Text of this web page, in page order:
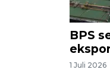
BPS
1 Juli 2026